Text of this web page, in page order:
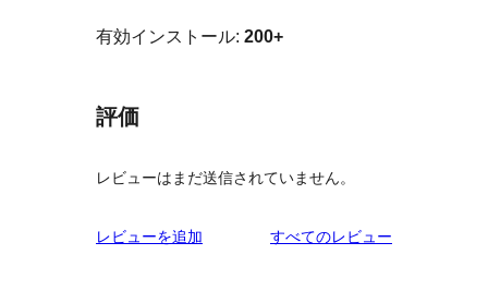
有効インストール: 200+
評価
レビューはまだ送信されていません。
レビューを追加 すべてのレビュー